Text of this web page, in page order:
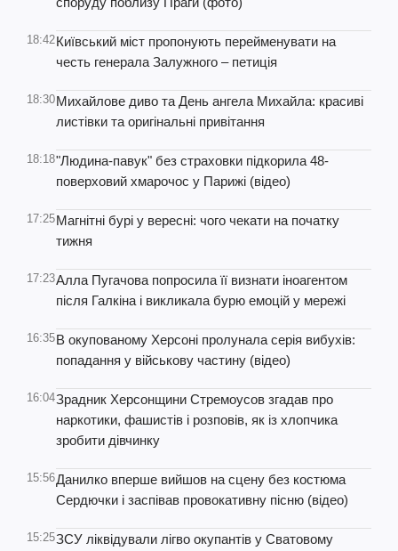
18:42Київський міст пропонують перейменувати на
честь генерала Залужного – петиція
18:30Михайлове диво та День ангела Михайла: красиві
листівки та оригінальні привітання
18:18"Людина-павук" без страховки підкорила 48-
поверховий хмарочос у Парижі (відео)
17:25Магнітні бурі у вересні: чого чекати на початку
тижня
17:23Алла Пугачова попросила її визнати іноагентом
після Галкіна і викликала бурю емоцій у мережі
16:35В окупованому Херсоні пролунала серія вибухів:
попадання у військову частину (відео)
16:04Зрадник Херсонщини Стремоусов згадав про
наркотики, фашистів і розповів, як із хлопчика
зробити дівчинку
15:56Данилко вперше вийшов на сцену без костюма
Сердючки і заспівав провокативну пісню (відео)
15:25ЗСУ ліквідували лігво окупантів у Сватовому